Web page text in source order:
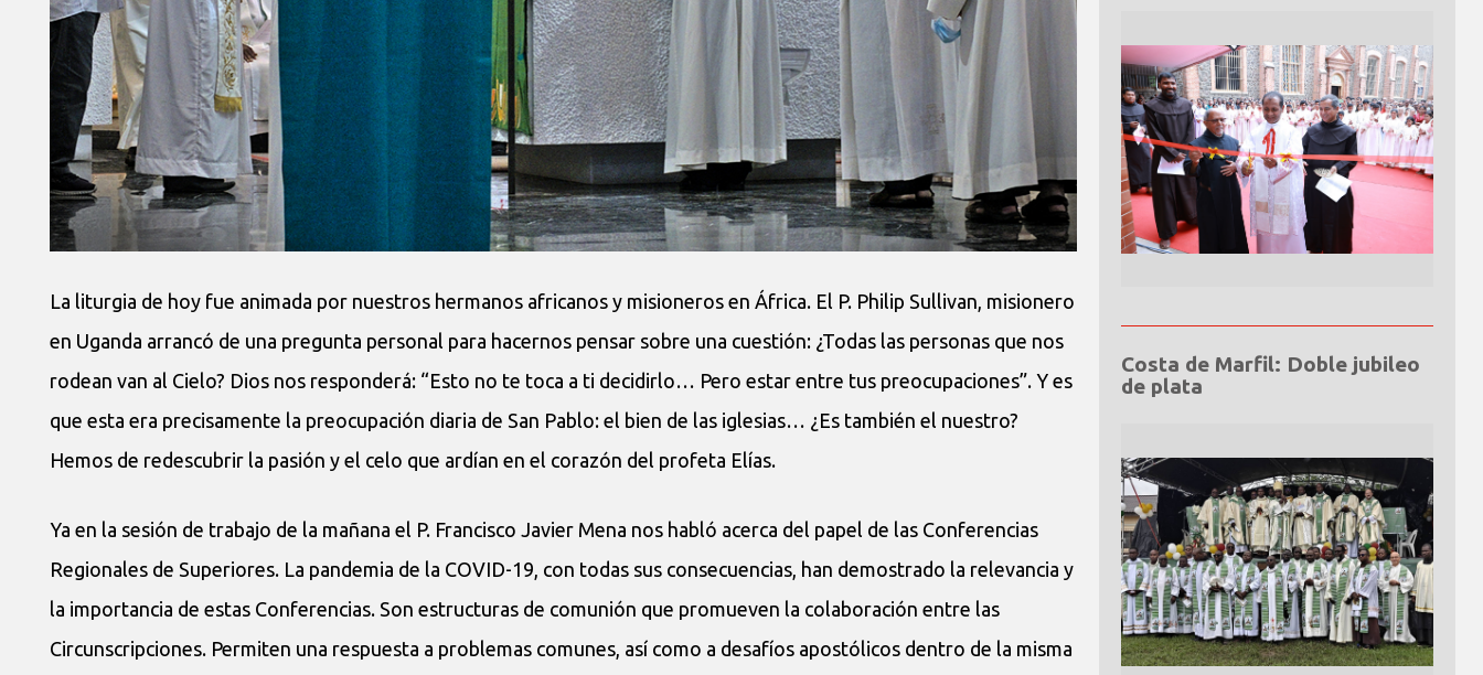
La liturgia de hoy fue animada por nuestros hermanos africanos y misioneros en África. El P. Philip Sullivan, misionero
en Uganda arrancó de una pregunta personal para hacernos pensar sobre una cuestión: ¿Todas las personas que nos
rodean van al Cielo? Dios nos responderá: “Esto no te toca a ti decidirlo… Pero estar entre tus preocupaciones”. Y es
que esta era precisamente la preocupación diaria de San Pablo: el bien de las iglesias… ¿Es también el nuestro?
Hemos de redescubrir la pasión y el celo que ardían en el corazón del profeta Elías.
Ya en la sesión de trabajo de la mañana el P. Francisco Javier Mena nos habló acerca del papel de las Conferencias
Regionales de Superiores. La pandemia de la COVID-19, con todas sus consecuencias, han demostrado la relevancia y
la importancia de estas Conferencias. Son estructuras de comunión que promueven la colaboración entre las
Circunscripciones. Permiten una respuesta a problemas comunes, así como a desafíos apostólicos dentro de la misma
Costa de Marfil: Doble jubileo
de plata